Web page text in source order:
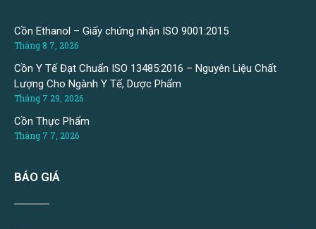
Cồn Ethanol – Giấy chứng nhận ISO 9001:2015
Tháng 8 7, 2026
Cồn Y Tế Đạt Chuẩn ISO 13485:2016 – Nguyên Liệu Chất
Lượng Cho Ngành Y Tế, Dược Phẩm
Tháng 7 29, 2026
Cồn Thực Phẩm
Tháng 7 7, 2026
BÁO GIÁ